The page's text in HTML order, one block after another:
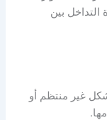
التداخل بين
غير منتظم أو